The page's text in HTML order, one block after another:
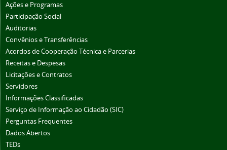
Ações e Programas
Participação Social
Auditorias
Convênios e Transferências
Acordos de Cooperação Técnica e Parcerias
Receitas e Despesas
Licitações e Contratos
Servidores
Informações Classificadas
Serviço de Informação ao Cidadão (SIC)
Perguntas Frequentes
Dados Abertos
TEDs